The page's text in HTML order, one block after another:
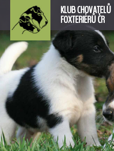
KLUB CHOVATELŮ
FOXTERIÉRŮ ČR